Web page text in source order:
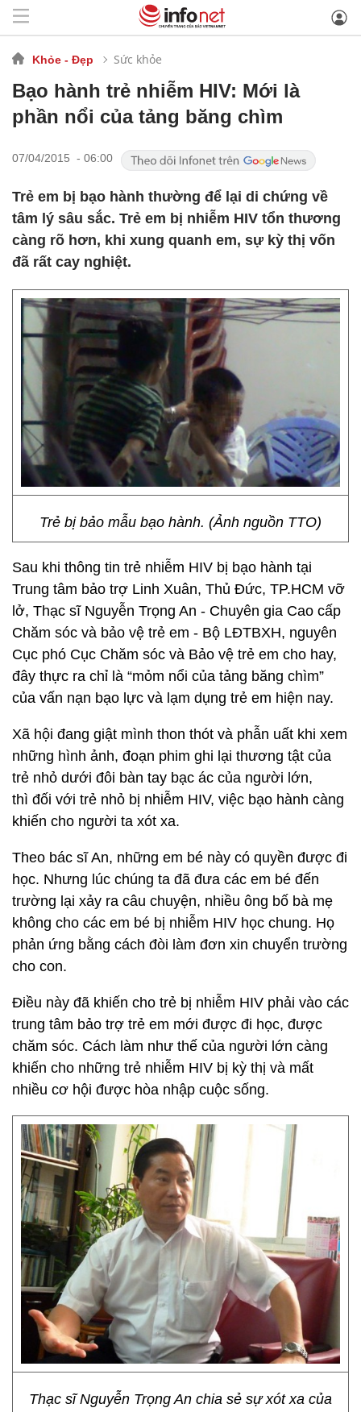
Khỏe - Đẹp Sức khỏe
Bạo hành trẻ nhiễm HIV: Mới là
phần nổi của tảng băng chìm
07/04/2015 - 06:00
Trẻ em bị bạo hành thường để lại di chứng về
tâm lý sâu sắc. Trẻ em bị nhiễm HIV tổn thương
càng rõ hơn, khi xung quanh em, sự kỳ thị vốn
đã rất cay nghiệt.
Trẻ bị bảo mẫu bạo hành. (Ảnh nguồn TTO)
Sau khi thông tin trẻ nhiễm HIV bị bạo hành tại
Trung tâm bảo trợ Linh Xuân, Thủ Đức, TP.HCM vỡ
lở, Thạc sĩ Nguyễn Trọng An - Chuyên gia Cao cấp
Chăm sóc và bảo vệ trẻ em - Bộ LĐTBXH, nguyên
Cục phó Cục Chăm sóc và Bảo vệ trẻ em cho hay,
đây thực ra chỉ là “mỏm nổi của tảng băng chìm”
của vấn nạn bạo lực và lạm dụng trẻ em hiện nay.
Xã hội đang giật mình thon thót và phẫn uất khi xem
những hình ảnh, đoạn phim ghi lại thương tật của
trẻ nhỏ dưới đôi bàn tay bạc ác của người lớn,
thì đối với trẻ nhỏ bị nhiễm HIV, việc bạo hành càng
khiến cho người ta xót xa.
Theo bác sĩ An, những em bé này có quyền được đi
học. Nhưng lúc chúng ta đã đưa các em bé đến
trường lại xảy ra câu chuyện, nhiều ông bố bà mẹ
không cho các em bé bị nhiễm HIV học chung. Họ
phản ứng bằng cách đòi làm đơn xin chuyển trường
cho con.
Điều này đã khiến cho trẻ bị nhiễm HIV phải vào các
trung tâm bảo trợ trẻ em mới được đi học, được
chăm sóc. Cách làm như thế của người lớn càng
khiến cho những trẻ nhiễm HIV bị kỳ thị và mất
nhiều cơ hội được hòa nhập cuộc sống.
Thạc sĩ Nguyễn Trọng An chia sẻ sự xót xa của